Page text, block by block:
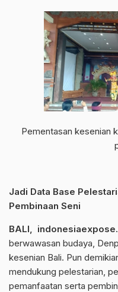
Pementasan kesenian
Jadi Data Base
Pembinaan Seni
BALI,
berwawasan budaya,
kesenian Bali. Pun
mendukung pelestarian,
pemanfaatan serta